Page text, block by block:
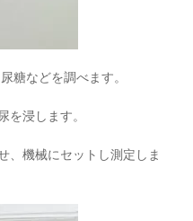
糖などを調べます。
を浸します。
、機械にセットし測定しま